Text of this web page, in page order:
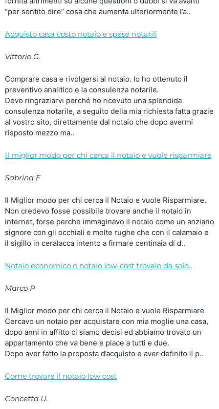
“per sentito dire” cosa che aumenta ulteriormente l’a..
Acquisto casa costo notaio e spese notarili
Vittorio G.
Comprare casa e rivolgersi al notaio. Io ho ottenuto il
preventivo analitico e la consulenza notarile.
Devo ringraziarvi perché ho ricevuto una splendida
consulenza notarile, a seguito della mia richiesta fatta grazie
al vostro sito, direttamente dal notaio che dopo avermi
risposto mezzo ma..
Il miglior modo per chi cerca il notaio e vuole risparmiare
Sabrina F
Il Miglior modo per chi cerca il Notaio e vuole Risparmiare.
Non credevo fosse possibile trovare anche il notaio in
internet, forse perche immaginavo il notaio come un anziano
signore con gli occhiali e molte rughe che con il calamaio e
il sigillo in ceralacca intento a firmare centinaia di d..
Notaio economico o notaio low-cost trovalo da solo.
Marco P
Il Miglior modo per chi cerca il Notaio e vuole Risparmiare
Cercavo un notaio per acquistare con mia moglie una casa,
dopo anni in affitto ci siamo decisi ed abbiamo trovato un
appartamento che va bene e piace a tutti e due.
Dopo aver fatto la proposta d’acquisto e aver definito il p..
Come trovare il notaio low cost
Concetta U.